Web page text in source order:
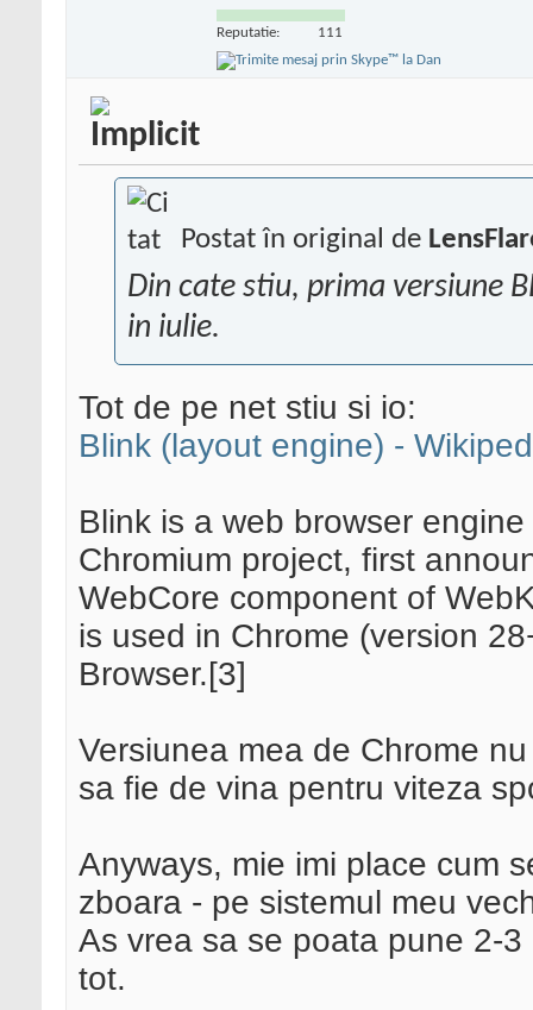
Reputatie: 111
Postat în original de
Din cate stiu, prima versiune
in iulie.
Tot de pe net stiu si io:
Blink (layout engine) -
Blink is a web browser
Chromium project, first
WebCore component of
is used in Chrome (version
Browser.[3]
Versiunea mea de Chrome
sa fie de vina pentru viteza
Anyways, mie imi place cum
zboara - pe sistemul meu
As vrea sa se poata pune 2-
tot.